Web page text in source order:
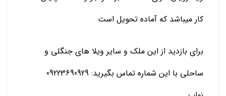
کار میباشد که آماده تحویل است
برای بازدید از این ملک و سایر ویلا های جنگلی و
ساحلی با این شماره تماس بگیرید: 09223690929